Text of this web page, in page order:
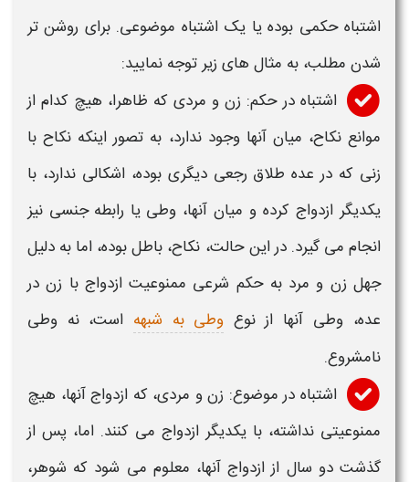
اشتباه حکمی بوده یا یک اشتباه موضوعی. برای روشن تر
شدن مطلب، به مثال های زیر توجه نمایید:
اشتباه در حکم: زن و مردی که ظاهرا، هیچ کدام از
موانع نکاح، میان آنها وجود ندارد، به تصور اینکه نکاح با
زنی که در عده طلاق رجعی دیگری بوده، اشکالی ندارد، با
یکدیگر ازدواج کرده و میان آنها، وطی یا رابطه جنسی نیز
انجام می گیرد. در این حالت، نکاح، باطل بوده، اما به دلیل
جهل زن و مرد به حکم شرعی ممنوعیت ازدواج با زن در
عده، وطی آنها از نوع وطی به شبهه است، نه وطی
نامشروع.
اشتباه در موضوع: زن و مردی، که ازدواج آنها، هیچ
ممنوعیتی نداشته، با یکدیگر ازدواج می کنند. اما، پس از
گذشت دو سال از ازدواج آنها، معلوم می شود که شوهر،